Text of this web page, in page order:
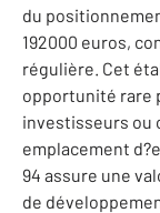
du
192000 euros,
régulière. Cet
opportunité rare
investisseurs ou
emplacement
94 assure une
de